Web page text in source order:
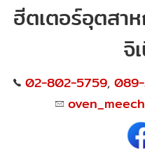
ฮีตเตอร์อุตสา
จิ
02-802-5759,